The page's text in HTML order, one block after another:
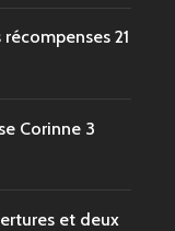
récompenses 21
Corinne 3
et deux